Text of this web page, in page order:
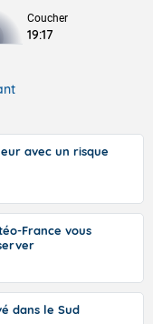
Coucher
19:17
avec un risque
France vous
dans le Sud